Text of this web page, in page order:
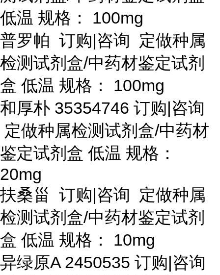
低温 规格： 100mg
普罗帕 订购|咨询 定做种属
检测试剂盒/中药材鉴定试剂
盒 低温 规格： 100mg
和厚朴 35354746 订购|咨询
定做种属检测试剂盒/中药材
鉴定试剂盒 低温 规格：
20mg
扶桑甾 订购|咨询 定做种属
检测试剂盒/中药材鉴定试剂
盒 低温 规格： 10mg
异绿原A 2450535 订购|咨询